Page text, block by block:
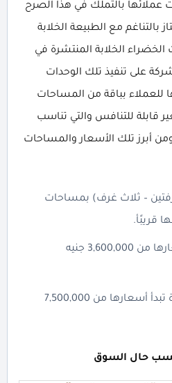
عملائها بالتملك في هذا الصرح
بالتناغم مع الطبيعة الخلابة
الخلابة المنتشرة في
على تنفيذ تلك الوحدات
للعملاء بباقة من المساحات
قابلة للتنافس والتي تناسب
ومن أبرز تلك الأسعار والمساحات
– ثلاث غرف) بمساحات
قريبًأ.
الاستوديوهات تبدأ أسعارها من 3,600,000 جنيه
الشقق الفندقية الفاخرة تبدأ أسعارها من 7,500,000
حسب حال السوق